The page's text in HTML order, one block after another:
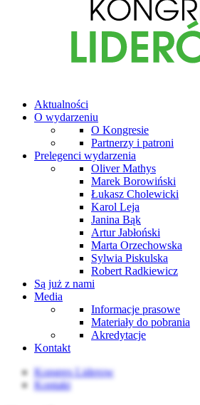
Aktualności
O wydarzeniu
O Kongresie
Partnerzy i patroni
Prelegenci wydarzenia
Oliver Mathys
Marek Borowiński
Łukasz Cholewicki
Karol Leja
Janina Bąk
Artur Jabłoński
Marta Orzechowska
Sylwia Piskulska
Robert Radkiewicz
Są już z nami
Media
Informacje prasowe
Materiały do pobrania
Akredytacje
Kontakt
Kongres Liderow
Kontakt